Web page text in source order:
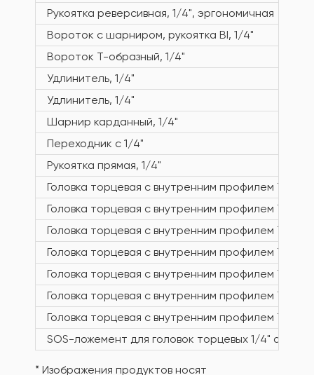
Рукоятка реверсивная, 1/4", эргономичная
Вороток с шарниром, рукоятка BI, 1/4"
Вороток Т-образный, 1/4"
Удлинитель, 1/4"
Удлинитель, 1/4"
Шарнир карданный, 1/4"
Переходник с 1/4"
Рукоятка прямая, 1/4"
Головка торцевая с внутренним профилем TORX,
Головка торцевая с внутренним профилем TORX,
Головка торцевая с внутренним профилем TORX,
Головка торцевая с внутренним профилем TORX,
Головка торцевая с внутренним профилем TORX,
Головка торцевая с внутренним профилем TORX,
Головка торцевая с внутренним профилем TORX,
SOS-ложемент для головок торцевых 1/4" арт.
* Изображения продуктов носят